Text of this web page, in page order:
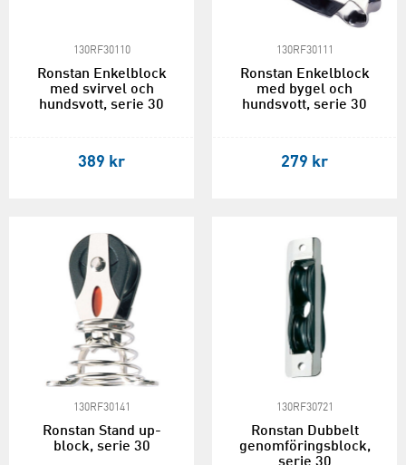
130RF30110
Ronstan Enkelblock
med svirvel och
hundsvott, serie 30
389 kr
130RF30111
Ronstan Enkelblock
med bygel och
hundsvott, serie 30
279 kr
130RF30141
Ronstan Stand up-
block, serie 30
130RF30721
Ronstan Dubbelt
genomföringsblock,